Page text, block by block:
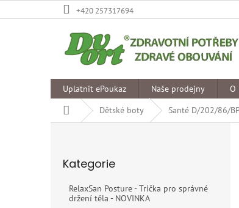
na
+420 257317694
Uplatnit ePoukaz Naše prodejny O
Domů
Dětské boty Santé D/202/86/
kategorie
Kategorie
RelaxSan Posture - Trička pro správné
držení těla - NOVINKA